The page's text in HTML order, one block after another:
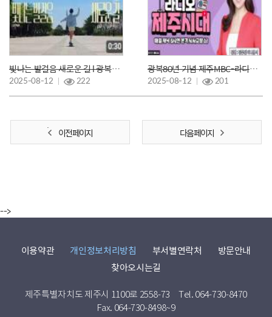
빛나는 발걸음 새로운 길 l 광복80년
2025-08-12 222
광복80년 기념 제주MBC-라디오 제주시대 '원장 김민용'출연
2025-08-12 201
이전 페이지 다음 페이지
-->
이용약관 개인정보처리방침 부서별연락처
방문안내
찾아오시는길
제주특별자치도 제주시 1100로 2558-73
Tel. 064-730-8470
Fax. 064-730-8498~9